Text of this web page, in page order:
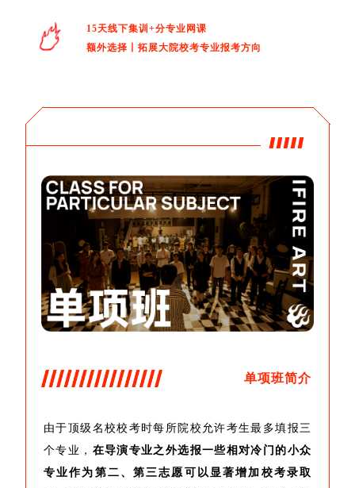
15天线下集训+分专业网课
额外选择丨拓展大院校考专业报考方向
单项班简介
由于顶级名校校考时每所院校允许考生最多填报三
个专业， 在导演专业之外选报一些相对冷门的小众
专业作为第二、第三志愿可以显著增加校考录取